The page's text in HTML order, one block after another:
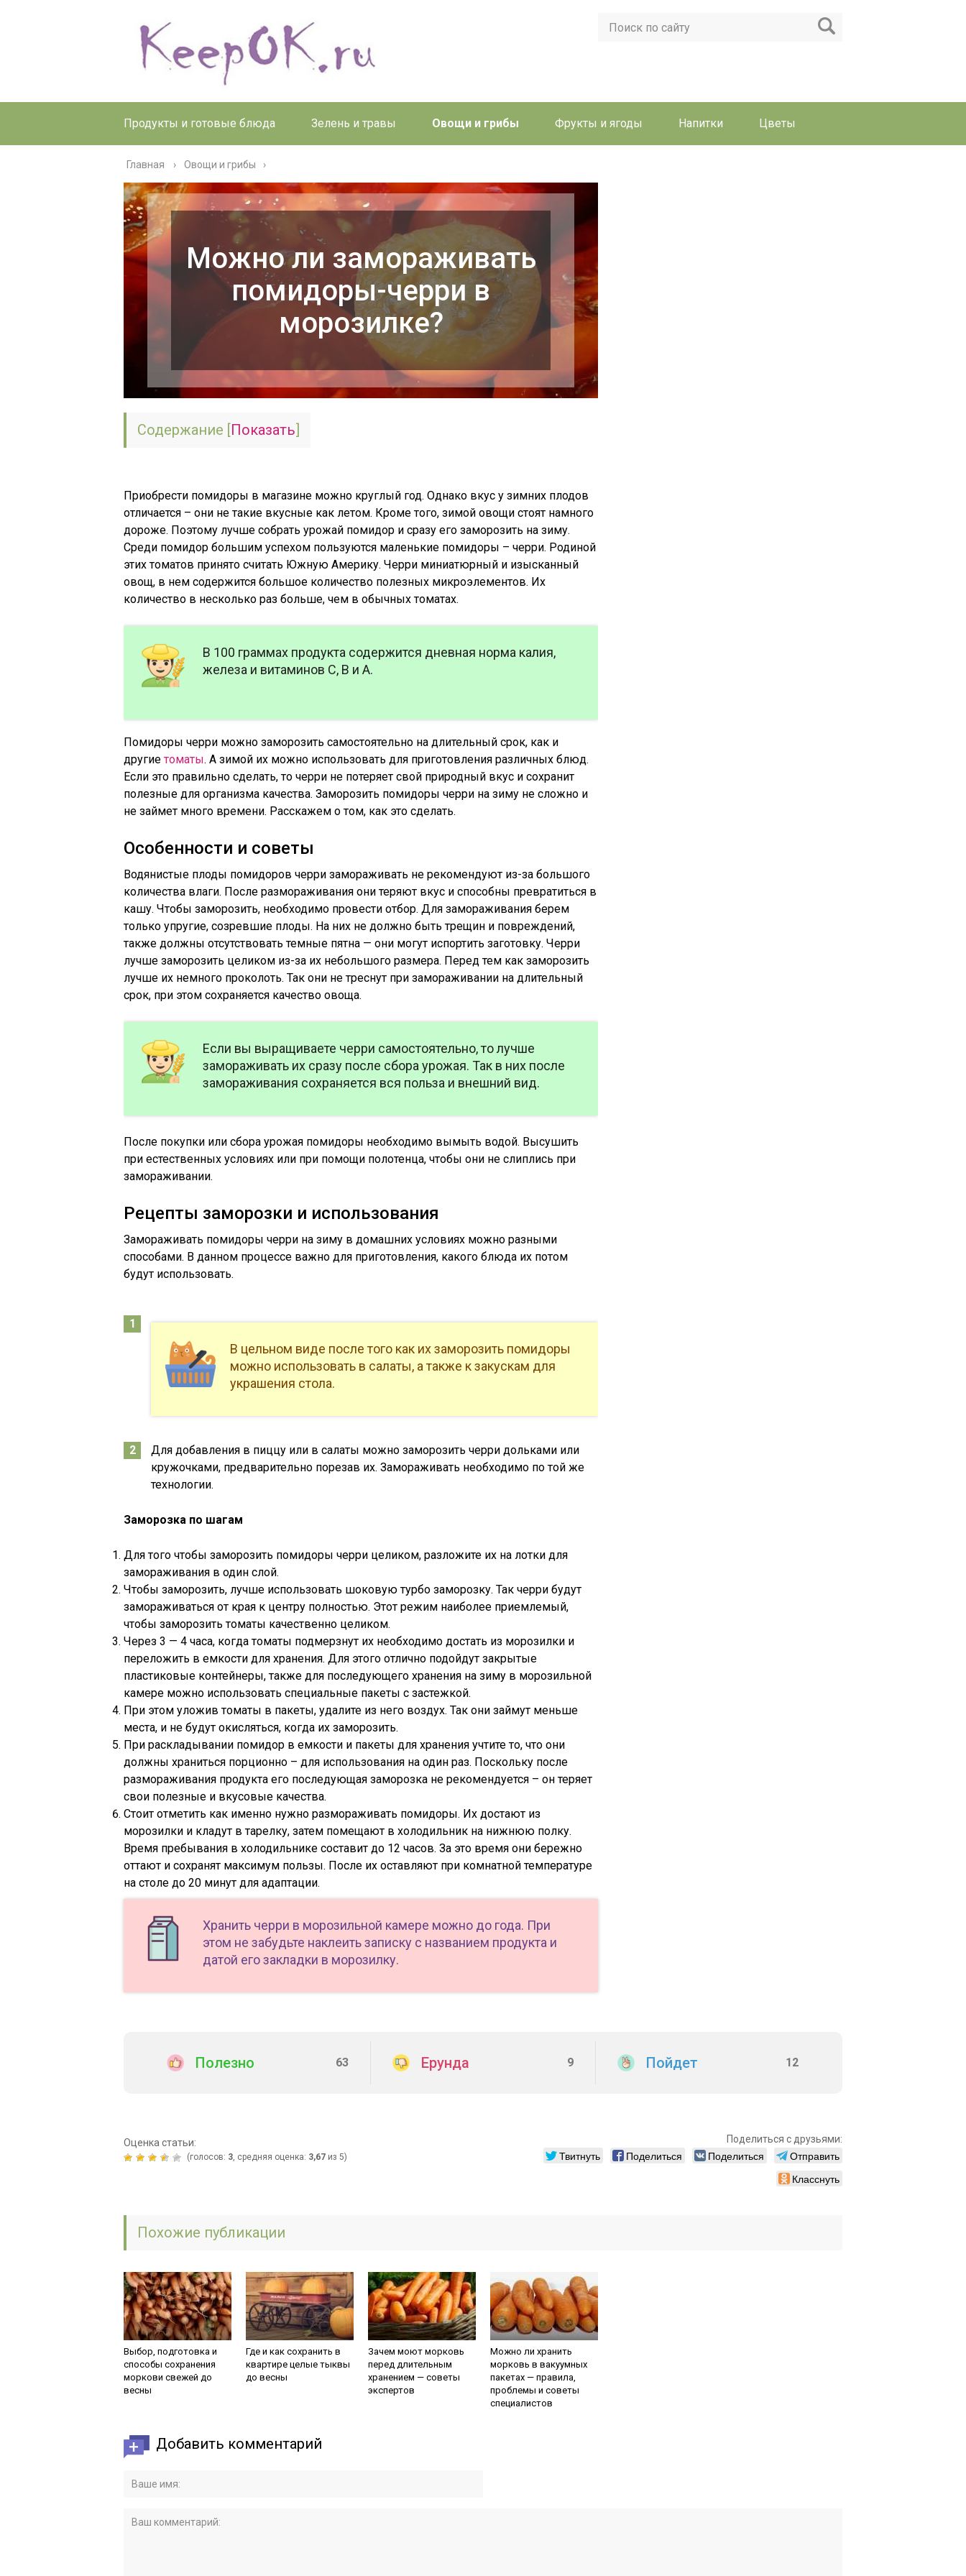
Продукты и готовые блюда Зелень и травы Овощи и грибы Фрукты и ягоды Напитки Цветы
Главная › Овощи и грибы
Можно ли замораживать
помидоры-черри в
морозилке?
Содержание [Показать]
Приобрести помидоры в магазине можно круглый год. Однако вкус у зимних плодов
отличается – они не такие вкусные как летом. Кроме того, зимой овощи стоят намного
дороже. Поэтому лучше собрать урожай помидор и сразу его заморозить на зиму.
Среди помидор большим успехом пользуются маленькие помидоры – черри. Родиной
этих томатов принято считать Южную Америку. Черри миниатюрный и изысканный
овощ, в нем содержится большое количество полезных микроэлементов. Их
количество в несколько раз больше, чем в обычных томатах.
В 100 граммах продукта содержится дневная норма калия,
железа и витаминов С, В и А.
Помидоры черри можно заморозить самостоятельно на длительный срок, как и
другие томаты. А зимой их можно использовать для приготовления различных блюд.
Если это правильно сделать, то черри не потеряет свой природный вкус и сохранит
полезные для организма качества. Заморозить помидоры черри на зиму не сложно и
не займет много времени. Расскажем о том, как это сделать.
Особенности и советы
Водянистые плоды помидоров черри замораживать не рекомендуют из-за большого
количества влаги. После размораживания они теряют вкус и способны превратиться в
кашу. Чтобы заморозить, необходимо провести отбор. Для замораживания берем
только упругие, созревшие плоды. На них не должно быть трещин и повреждений,
также должны отсутствовать темные пятна — они могут испортить заготовку. Черри
лучше заморозить целиком из-за их небольшого размера. Перед тем как заморозить
лучше их немного проколоть. Так они не треснут при замораживании на длительный
срок, при этом сохраняется качество овоща.
Если вы выращиваете черри самостоятельно, то лучше
замораживать их сразу после сбора урожая. Так в них после
замораживания сохраняется вся польза и внешний вид.
После покупки или сбора урожая помидоры необходимо вымыть водой. Высушить
при естественных условиях или при помощи полотенца, чтобы они не слиплись при
замораживании.
Рецепты заморозки и использования
Замораживать помидоры черри на зиму в домашних условиях можно разными
способами. В данном процессе важно для приготовления, какого блюда их потом
будут использовать.
В цельном виде после того как их заморозить помидоры
можно использовать в салаты, а также к закускам для
украшения стола.
Для добавления в пиццу или в салаты можно заморозить черри дольками или
кружочками, предварительно порезав их. Замораживать необходимо по той же
технологии.
Заморозка по шагам
Для того чтобы заморозить помидоры черри целиком, разложите их на лотки для
замораживания в один слой.
Чтобы заморозить, лучше использовать шоковую турбо заморозку. Так черри будут
замораживаться от края к центру полностью. Этот режим наиболее приемлемый,
чтобы заморозить томаты качественно целиком.
Через 3 — 4 часа, когда томаты подмерзнут их необходимо достать из морозилки и
переложить в емкости для хранения. Для этого отлично подойдут закрытые
пластиковые контейнеры, также для последующего хранения на зиму в морозильной
камере можно использовать специальные пакеты с застежкой.
При этом уложив томаты в пакеты, удалите из него воздух. Так они займут меньше
места, и не будут окисляться, когда их заморозить.
При раскладывании помидор в емкости и пакеты для хранения учтите то, что они
должны храниться порционно – для использования на один раз. Поскольку после
размораживания продукта его последующая заморозка не рекомендуется – он теряет
свои полезные и вкусовые качества.
Стоит отметить как именно нужно размораживать помидоры. Их достают из
морозилки и кладут в тарелку, затем помещают в холодильник на нижнюю полку.
Время пребывания в холодильнике составит до 12 часов. За это время они бережно
оттают и сохранят максимум пользы. После их оставляют при комнатной температуре
на столе до 20 минут для адаптации.
Хранить черри в морозильной камере можно до года. При
этом не забудьте наклеить записку с названием продукта и
датой его закладки в морозилку.
Полезно 63 Ерунда 9 Пойдет 12
Оценка статьи:
(голосов: 3, средняя оценка: 3,67 из 5)
Поделиться с друзьями:
Твитнуть Поделиться Поделиться
Отправить
Класснуть
Похожие публикации
Выбор, подготовка и
способы сохранения
моркови свежей до
весны
Где и как сохранить в
квартире целые тыквы
до весны
Зачем моют морковь
перед длительным
хранением — советы
экспертов
Можно ли хранить
морковь в вакуумных
пакетах — правила,
проблемы и советы
специалистов
Добавить комментарий